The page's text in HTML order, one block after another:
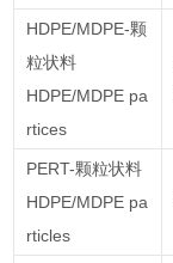
HDPE/MDPE-颗
粒状料
HDPE/MDPE pa
rtices
PERT-颗粒状料
HDPE/MDPE pa
rticles